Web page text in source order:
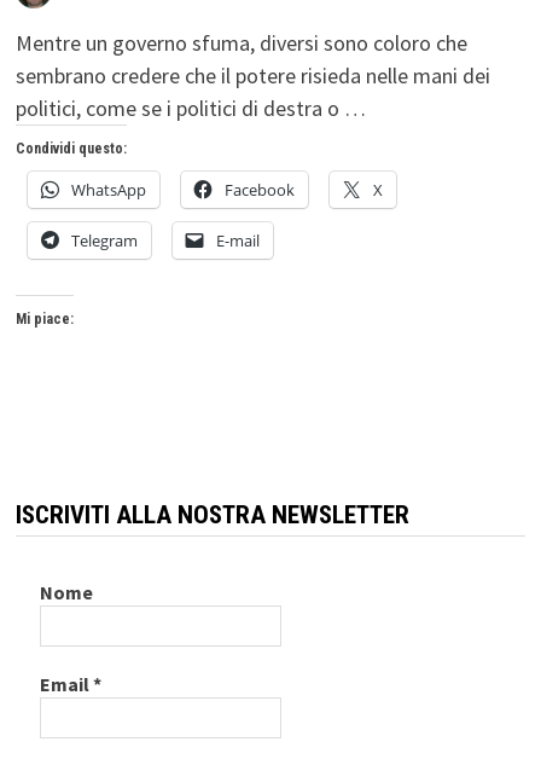
Mentre un governo sfuma, diversi sono coloro che
sembrano credere che il potere risieda nelle mani dei
politici, come se i politici di destra o …
Condividi questo:
WhatsApp Facebook X
Telegram E-mail
Mi piace:
ISCRIVITI ALLA NOSTRA NEWSLETTER
Nome
Email*